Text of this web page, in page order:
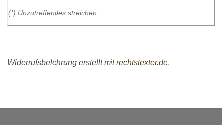
(*) Unzutreffendes streichen.
Widerrufsbelehrung erstellt mitrechtstexter.de.